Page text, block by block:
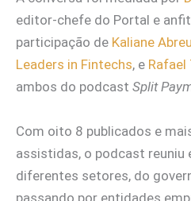
editor-chefe do Portal e
participação de Kaliane Abreu
Leaders in Fintechs, e Rafael
ambos do podcast Split
Com oito 8 publicados e
assistidas, o podcast reuniu
diferentes setores, do
passando por entidades